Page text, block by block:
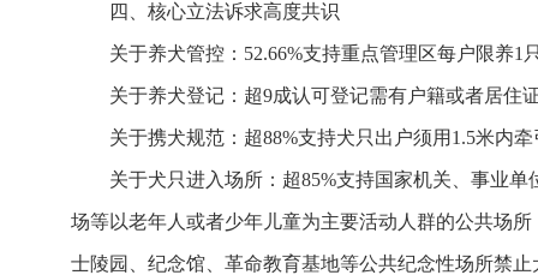
四、核心立法诉求高度共识
关于养犬管控：52.66%支持重点管理区每户限养
关于养犬登记：超9成认可登记需有户籍或者居住
关于携犬规范：超88%支持犬只出户须用1.5米内
关于犬只进入场所：超85%支持国家机关、事业
场等以老年人或者少年儿童为主要活动人群的公共场
士陵园、纪念馆、革命教育基地等公共纪念性场所禁止